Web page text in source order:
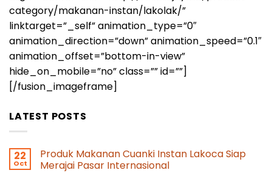
category/makanan-instan/lakolak/”
linktarget=”_self” animation_type=”0″
animation_direction=”down” animation_speed=”0.1″
animation_offset=”bottom-in-view”
hide_on_mobile=”no” class=”” id=””]
[/fusion_imageframe]
LATEST POSTS
22
Oct
Produk Makanan Cuanki Instan Lakoca Siap
Merajai Pasar Internasional